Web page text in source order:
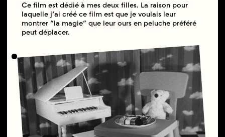
Ce film est dédié à mes deux filles. La raison pour
laquelle j’ai créé ce film est que je voulais leur
montrer “la magie” que leur ours en peluche préféré
peut déplacer.